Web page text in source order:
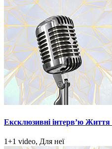
Ексклюзивні інтерв’ю Життя
1+1 video, Для неї